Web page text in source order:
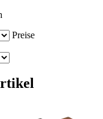
Preise